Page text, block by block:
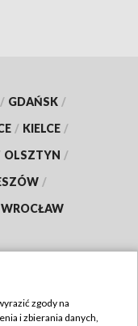
/ GDAŃSK /
/ KIELCE /
OLSZTYN /
/
WROCŁAW
zgody na
i zbierania danych,